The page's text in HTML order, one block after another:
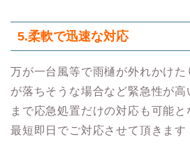
5.柔軟で迅速な対応
万が一台風等で雨樋が外れかけた
が落ちそうな場合など緊急性が
まで応急処置だけの対応も可能と
最短即日でご対応させて頂きます